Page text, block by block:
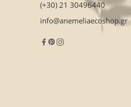
(+30) 21 30496440
info@anemeliaecoshop.gr